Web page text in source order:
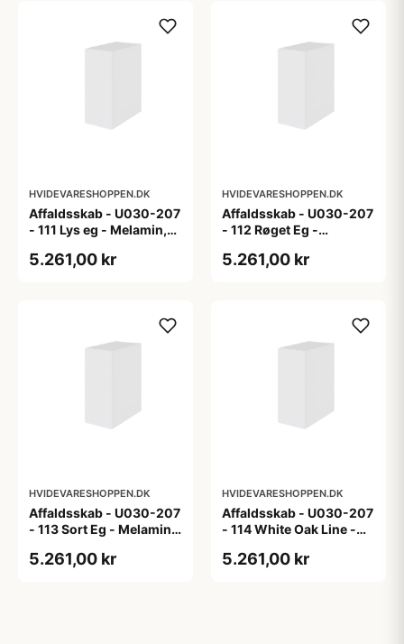
HVIDEVARESHOPPEN.DK
Affaldsskab - U030-207
- 111 Lys eg - Melamin,
5.261,00 kr
HVIDEVARESHOPPEN.DK
Affaldsskab - U030-207
- 112 Røget Eg -
5.261,00 kr
HVIDEVARESHOPPEN.DK
Affaldsskab - U030-207
- 113 Sort Eg - Melamin,
5.261,00 kr
HVIDEVARESHOPPEN.DK
Affaldsskab - U030-207
- 114 White Oak Line -
5.261,00 kr